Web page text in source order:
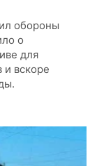
обороны
о
для
и вскоре